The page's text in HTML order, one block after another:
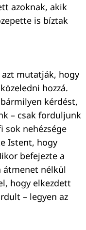
azoknak, akik
is bíztak
mutatják, hogy
hozzá.
kérdést,
– csak forduljunk
sok nehézsége
Istent, hogy
befejezte a
átmenet nélkül
hogy elkezdett
– legyen az